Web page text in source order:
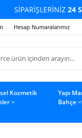
SİPARİŞLERİNİZ 24
Hesap Numaralarımız
Kozmetik
Yapı
Bahçe